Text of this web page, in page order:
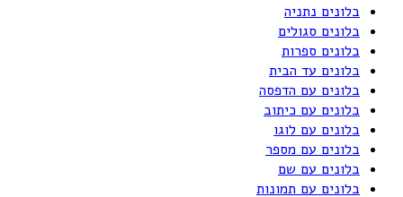
בלונים נתניה
בלונים סגולים
בלונים ספרות
בלונים עד הבית
בלונים עם הדפסה
בלונים עם כיתוב
בלונים עם לוגו
בלונים עם מספר
בלונים עם שם
בלונים עם תמונות